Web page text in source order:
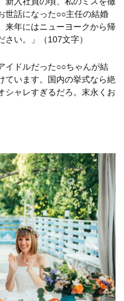
世話になった○○主任の結婚
来年にはニューヨークから帰
い。」（107文字）
イドルだった○○ちゃんが結
ています。国内の挙式なら絶
シャレすぎるだろ。末永くお